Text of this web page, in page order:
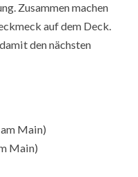
Zusammen machen
auf dem Deck.
den nächsten
Main)
Main)